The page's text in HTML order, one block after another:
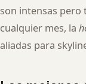
son intensas pero
cualquier mes, la
aliadas para